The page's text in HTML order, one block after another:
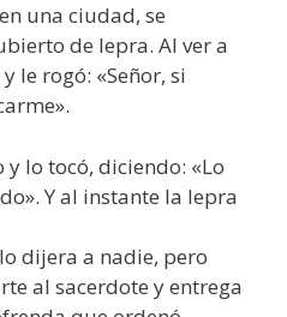
una ciudad, se
de lepra. Al ver a
le rogó: «Señor, si
y lo tocó, diciendo: «Lo
Y al instante la lepra
dijera a nadie, pero
al sacerdote y entrega